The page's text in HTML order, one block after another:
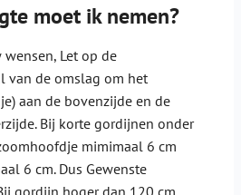
moet ik nemen?
Let op de
van de omslag om het
aan de bovenzijde en de
Bij korte gordijnen onder
mimimaal 6 cm
6 cm. Dus Gewenste
gordijn hoger dan 120 cm